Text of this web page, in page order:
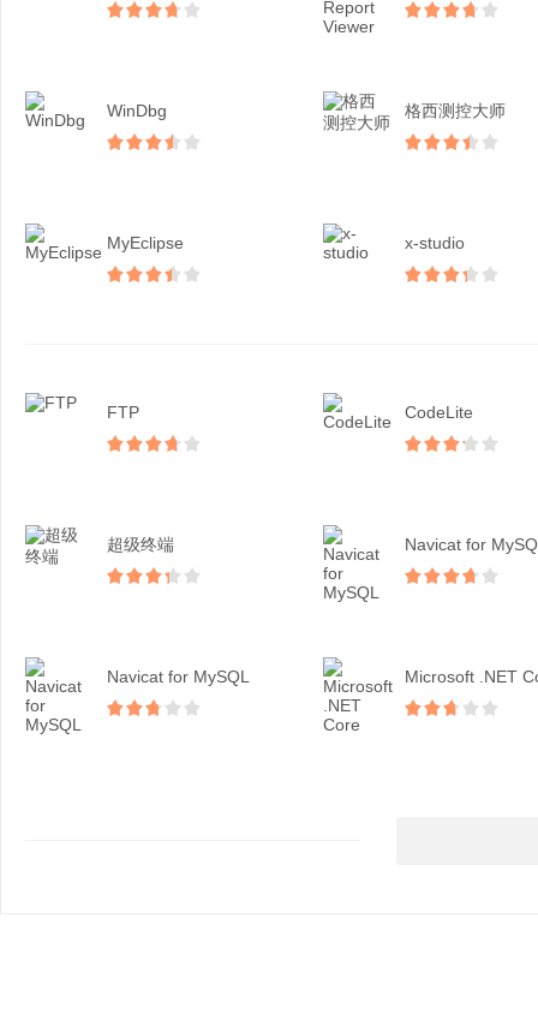
WinDbg 格西测控大师
MyEclipse x-studio
FTP CodeLite
超级终端 Navicat for
Navicat for MySQL Microsoft .NET